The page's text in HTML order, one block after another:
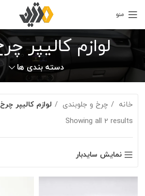
منو
لوازم کالیپر
دسته بندی ها
خانه چرخ و جلوبندی
لوازم کالیپر
Showing all 2 results
نمایش سایدبار